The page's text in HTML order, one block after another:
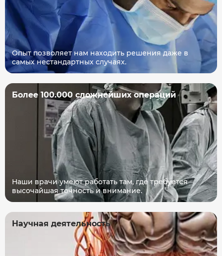
Опыт позволяет нам находить решения даже в
самых нестандартных случаях.
Более 100.000 сложнейших операций
Наши врачи умеют работать там, где требуется
высочайшая точность и внимание.
Научная деятельность